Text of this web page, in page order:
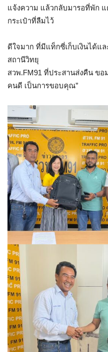
แจ้งความ แล้วกลับมารอที่พัก
กระเป๋าที่ลืมไว้
ดีใจมาก ที่มีแท็กซี่เก็บเงินได้
สถานีวิทยุ
สวพ.FM91 ที่ประสานส่งคืน ข
คนดี เป็นการขอบคุณ”